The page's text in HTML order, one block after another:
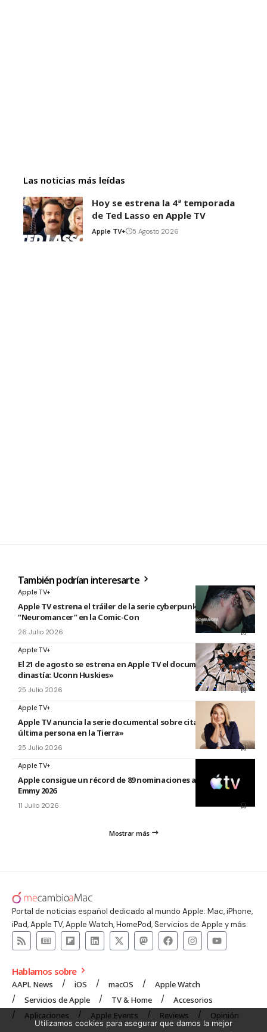
Las noticias más leídas
Hoy se estrena la 4ª temporada
de Ted Lasso en Apple TV
Apple TV+ 5 Agosto 2026
También podrían interesarte
Apple TV+
Apple TV estrena el tráiler de la serie cyberpunk
“Neuromancer” en la Comic-Con
26 Julio 2026
Apple TV+
El 21 de agosto se estrena en Apple TV el documental «La
dinastía: Uconn Huskies»
25 Julio 2026
Apple TV+
Apple TV anuncia la serie documental sobre citas titulada «La
última persona en la Tierra»
25 Julio 2026
Apple TV+
Apple consigue un récord de 89 nominaciones a los premios
Emmy 2026
11 Julio 2026
Mostrar más
Portal de noticias español dedicado al mundo Apple: Mac, iPhone,
iPad, Apple TV, Apple Watch, HomePod, Servicios de Apple y más.
Hablamos sobre
AAPL News iOS macOS
Apple Watch
Servicios de Apple
TV & Home
Accesorios
Aplicaciones
Apple Events Reviews Opinión
Utilizamos cookies para asegurar que damos la mejor